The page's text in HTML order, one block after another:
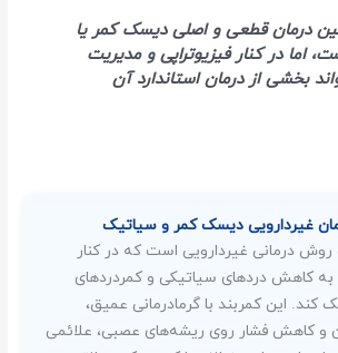
درمان قطعی و اصلی دیسک کمر یا
اما در کنار فیزیوتراپی و مدیریت
بخشی از درمان استاندارد آن
غیردارویی دیسک کمر و سیاتیک
درمانی غیردارویی است که در کنار
به کاهش دردهای سیاتیکی و کمردردهای
این کمربند با گرمادرمانی عمیق،
و کاهش فشار روی ریشه‌های عصبی، علائمی